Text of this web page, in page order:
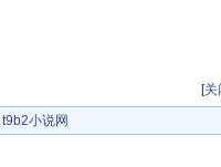
[关
t9b2小说网